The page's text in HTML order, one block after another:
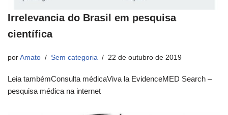
Irrelevancia do Brasil em pesquisa
científica
por Amato Sem categoria 22 de outubro de 2019
Leia tambémConsulta médicaViva la EvidenceMED Search –
pesquisa médica na internet